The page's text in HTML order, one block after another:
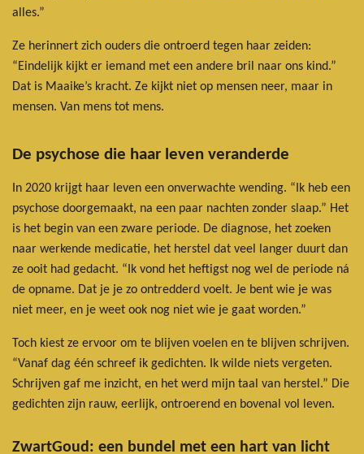
alles.”
Ze herinnert zich ouders die ontroerd tegen haar zeiden:
“Eindelijk kijkt er iemand met een andere bril naar ons kind.”
Dat is Maaike’s kracht. Ze kijkt niet op mensen neer, maar in
mensen. Van mens tot mens.
De psychose die haar leven veranderde
In 2020 krijgt haar leven een onverwachte wending. “Ik heb een
psychose doorgemaakt, na een paar nachten zonder slaap.” Het
is het begin van een zware periode. De diagnose, het zoeken
naar werkende medicatie, het herstel dat veel langer duurt dan
ze ooit had gedacht. “Ik vond het heftigst nog wel de periode ná
de opname. Dat je je zo ontredderd voelt. Je bent wie je was
niet meer, en je weet ook nog niet wie je gaat worden.”
Toch kiest ze ervoor om te blijven voelen en te blijven schrijven.
“Vanaf dag één schreef ik gedichten. Ik wilde niets vergeten.
Schrijven gaf me inzicht, en het werd mijn taal van herstel.” Die
gedichten zijn rauw, eerlijk, ontroerend en bovenal vol leven.
ZwartGoud: een bundel met een hart van licht